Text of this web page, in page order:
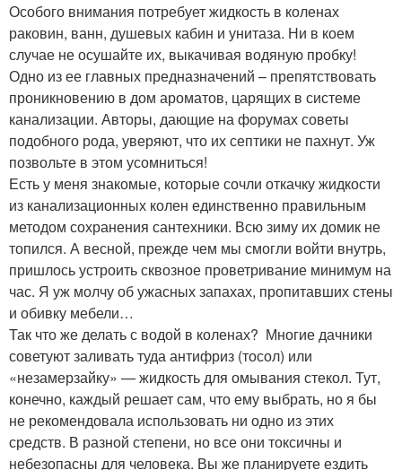
Особого внимания потребует жидкость в коленах
раковин, ванн, душевых кабин и унитаза. Ни в коем
случае не осушайте их, выкачивая водяную пробку!
Одно из ее главных предназначений – препятствовать
проникновению в дом ароматов, царящих в системе
канализации. Авторы, дающие на форумах советы
подобного рода, уверяют, что их септики не пахнут. Уж
позвольте в этом усомниться!
Есть у меня знакомые, которые сочли откачку жидкости
из канализационных колен единственно правильным
методом сохранения сантехники. Всю зиму их домик не
топился. А весной, прежде чем мы смогли войти внутрь,
пришлось устроить сквозное проветривание минимум на
час. Я уж молчу об ужасных запахах, пропитавших стены
и обивку мебели…
Так что же делать с водой в коленах? Многие дачники
советуют заливать туда антифриз (тосол) или
«незамерзайку» — жидкость для омывания стекол. Тут,
конечно, каждый решает сам, что ему выбрать, но я бы
не рекомендовала использовать ни одно из этих
средств. В разной степени, но все они токсичны и
небезопасны для человека. Вы же планируете ездить